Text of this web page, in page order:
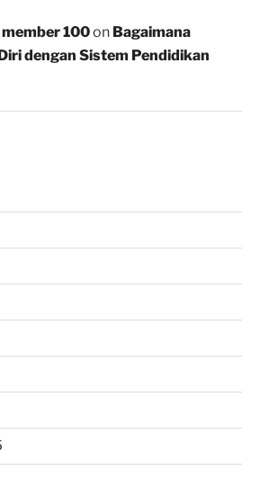
100on Bagaimana
dengan Sistem Pendidikan